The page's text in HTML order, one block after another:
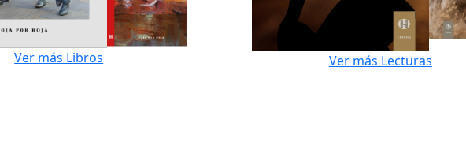
Ver más Libros Ver más Lecturas